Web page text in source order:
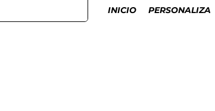
INICIO PERSONALIZA